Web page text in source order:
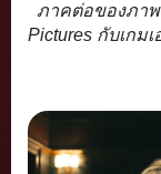
ภาคต่อของภา
Pictures กับเกม